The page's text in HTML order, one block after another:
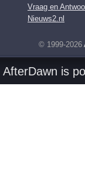
Vraag en
Nieuws2.nl
© 1999-2026
AfterDawn is